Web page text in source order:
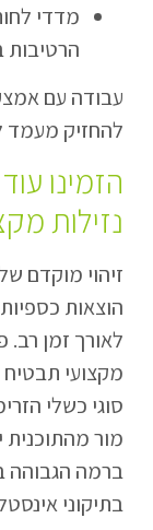
מדדי
עבודה עם
להחזיק מעמד
הזמינו
נזילות
זיהוי מוקדם
הוצאות
לאורך זמן רב.
מקצועי תבטיח
סוגי כשלי
מור מהתוכנית
ברמה הגבוהה
בתיקוני